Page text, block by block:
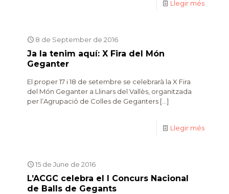
Llegir més
8 de September de 2016
Ja la tenim aquí: X Fira del Món
Geganter
El proper 17 i 18 de setembre se celebrarà la X Fira
del Món Geganter a Llinars del Vallès, organitzada
per l’Agrupació de Colles de Geganters […]
Llegir més
15 de June de 2016
L’ACGC celebra el I Concurs Nacional
de Balls de Gegants